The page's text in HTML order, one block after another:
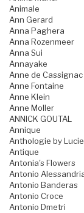
Animale
Ann Gerard
Anna Paghera
Anna Rozenmeer
Anna Sui
Annayake
Anne de Cassignac
Anne Fontaine
Anne Klein
Anne Moller
ANNICK GOUTAL
Annique
Anthologie by
Antique
Antonia's Flowers
Antonio
Antonio Banderas
Antonio Croce
Antonio Dmetri